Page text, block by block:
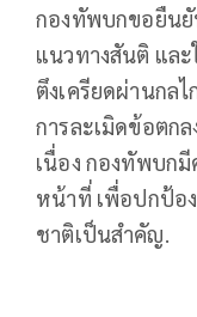
กองทัพบกขอยืนยั
แนวทางสันติ แล
ตึงเครียดผ่านกล
การละเมิดข้อตก
เนื่อง กองทัพบกมี
หน้าที่ เพื่อปกป้อ
ชาติเป็นสำคัญ.